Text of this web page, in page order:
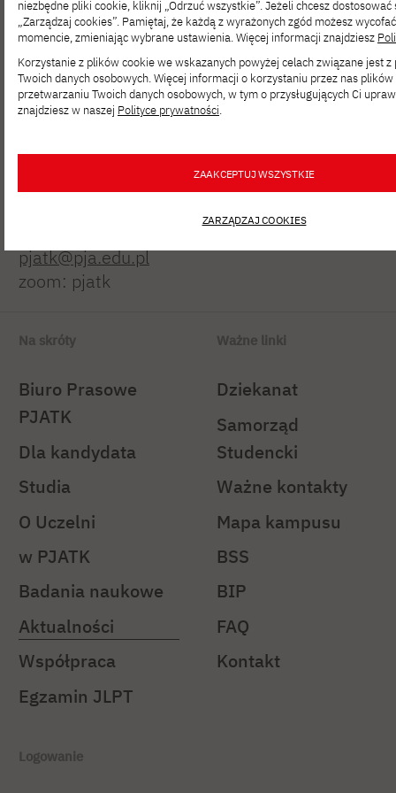
Polsko-Japońska Akademia
Technik Komputerowych
pjatk@pja.edu.pl
zoom: pjatk
Na skróty
Biuro Prasowe
PJATK
Dla kandydata
Studia
O Uczelni
w PJATK
Badania naukowe
Aktualności
Współpraca
Egzamin JLPT
Ważne linki
Dziekanat
Samorząd
Studencki
Ważne kontakty
Mapa kampusu
BSS
BIP
FAQ
Kontakt
Logowanie
niezbędne pliki cookie, kliknij „Odrzuć wszystkie”. Jeżeli chcesz
„Zarządzaj cookies”. Pamiętaj, że każdą z wyrażonych zgód możesz
momencie, zmieniając wybrane ustawienia. Więcej informacji znajdziesz
Korzystanie z plików cookie we wskazanych powyżej celach związane jest
Twoich danych osobowych. Więcej informacji o korzystaniu przez nas
przetwarzaniu Twoich danych osobowych, w tym o przysługujących Ci
znajdziesz w naszej Polityce prywatności.
ZAAKCEPTUJ WSZYSTKIE
ZARZĄDZAJ COOKIES